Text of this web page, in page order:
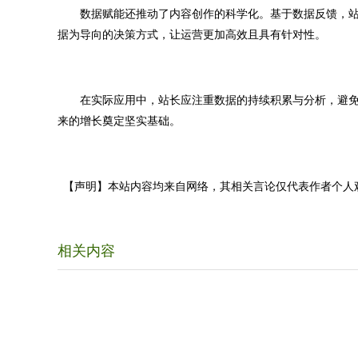
数据赋能还推动了内容创作的科学化。基于数据反馈，
据为导向的决策方式，让运营更加高效且具有针对性。
在实际应用中，站长应注重数据的持续积累与分析，避
来的增长奠定坚实基础。
【声明】本站内容均来自网络，其相关言论仅代表作者个
相关内容